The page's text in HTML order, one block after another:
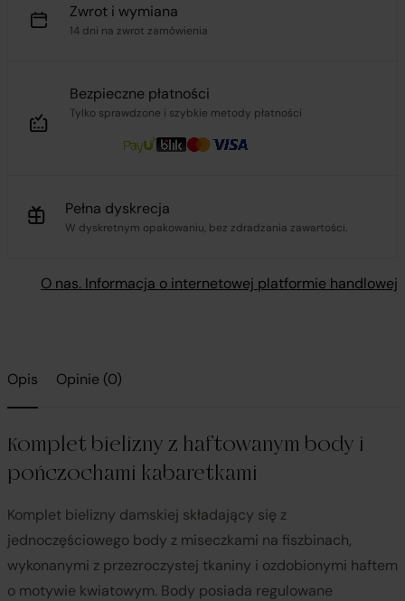
Zwrot i wymiana
14 dni na zwrot zamówienia
Bezpieczne płatności
Tylko sprawdzone i szybkie metody płatności
Pełna dyskrecja
W dyskretnym opakowaniu, bez zdradzania zawartości.
O nas. Informacja o internetowej platformie handlowej
Opis Opinie (0)
Komplet bielizny z haftowanym body i
pończochami kabaretkami
Komplet bielizny damskiej składający się z
jednoczęściowego body z miseczkami na fiszbinach,
wykonanymi z przezroczystej tkaniny i ozdobionymi haftem
o motywie kwiatowym. Body posiada regulowane